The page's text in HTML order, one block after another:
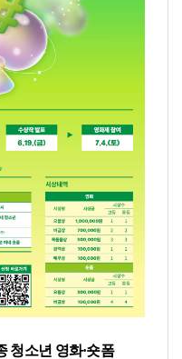
청소년 영화·숏폼